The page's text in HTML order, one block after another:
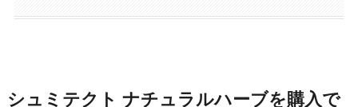
シュミテクト ナチュラルハーブを購入で